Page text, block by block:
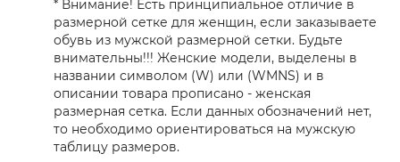
* Внимание! Есть принципиальное отличие в
размерной сетке для женщин, если заказываете
обувь из мужской размерной сетки. Будьте
внимательны!!! Женские модели, выделены в
названии символом (W) или (WMNS) и в
описании товара прописано - женская
размерная сетка. Если данных обозначений нет,
то необходимо ориентироваться на мужскую
таблицу размеров.